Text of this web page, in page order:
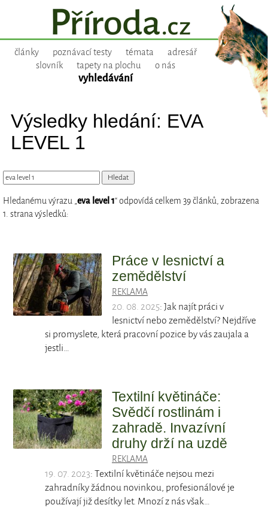
články poznávací testy témata
adresář
slovník
tapety na plochu o nás
vyhledávání
Výsledky hledání: EVA
LEVEL 1
Hledanému výrazu „eva level 1“ odpovídá celkem 39 článků, zobrazena
1. strana výsledků:
Práce v lesnictví a
zemědělství
REKLAMA
20. 08. 2025: Jak najít práci v
lesnictví nebo zemědělství? Nejdříve
si promyslete, která pracovní pozice by vás zaujala a
jestli…
Textilní květináče:
Svědčí rostlinám i
zahradě. Invazívní
druhy drží na uzdě
REKLAMA
19. 07. 2023: Textilní květináče nejsou mezi
zahradníky žádnou novinkou, profesionálové je
používají již desítky let. Mnozí z nás však…